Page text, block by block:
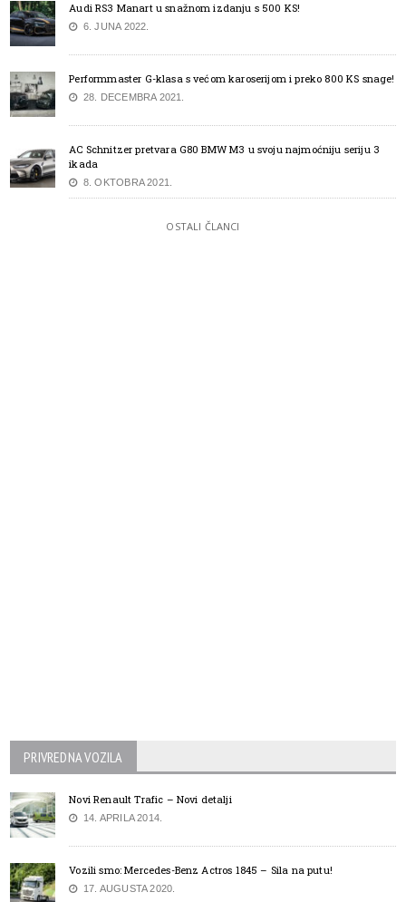
Audi RS3 Manart u snažnom izdanju s 500 KS!
6. JUNA 2022.
Performmaster G-klasa s većom karoserijom i preko 800 KS snage!
28. DECEMBRA 2021.
AC Schnitzer pretvara G80 BMW M3 u svoju najmoćniju seriju 3
ikada
8. OKTOBRA 2021.
OSTALI ČLANCI
PRIVREDNA VOZILA
Novi Renault Trafic – Novi detalji
14. APRILA 2014.
Vozili smo: Mercedes-Benz Actros 1845 – Sila na putu!
17. AUGUSTA 2020.